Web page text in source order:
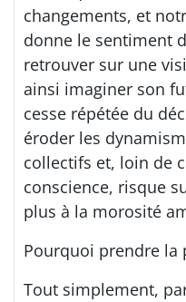
changements, et
donne le sentiment
retrouver sur une
ainsi imaginer son
cesse répétée du
éroder les
collectifs et, loin de
conscience, risque
plus à la morosité
Pourquoi prendre la
Tout simplement,